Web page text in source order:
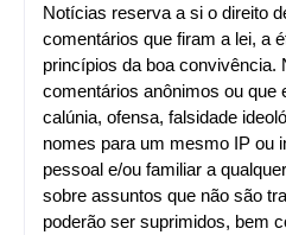
Notícias reserva a si o direito
comentários que firam a lei, a
princípios da boa convivência.
comentários anônimos ou que
calúnia, ofensa, falsidade
nomes para um mesmo IP ou
pessoal e/ou familiar a
sobre assuntos que não são
poderão ser suprimidos, bem